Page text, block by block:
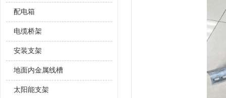
配电箱
电缆桥架
安装支架
地面内金属线槽
太阳能支架